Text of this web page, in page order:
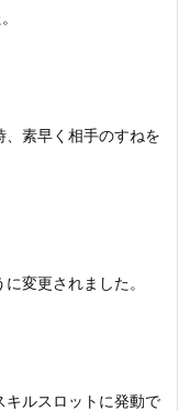
素早く相手のすねを
変更されました。
キルスロットに発動で